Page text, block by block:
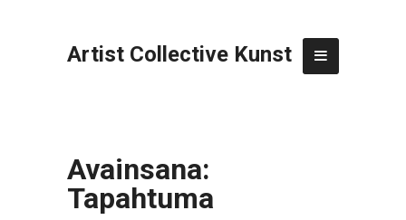
Artist Collective Kunst
Avainsana:
Tapahtuma